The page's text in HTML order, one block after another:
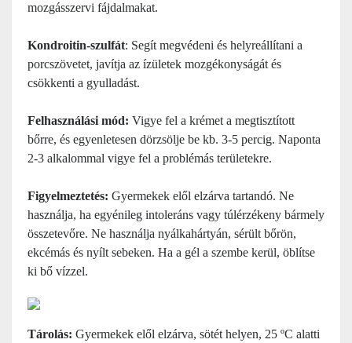
mozgásszervi fájdalmakat.
Kondroitin-szulfát: Segít megvédeni és helyreállítani a
porcszövetet, javítja az ízületek mozgékonyságát és
csökkenti a gyulladást.
Felhasználási mód: Vigye fel a krémet a megtisztított
bőrre, és egyenletesen dörzsölje be kb. 3-5 percig. Naponta
2-3 alkalommal vigye fel a problémás területekre.
Figyelmeztetés: Gyermekek elől elzárva tartandó. Ne
használja, ha egyénileg intoleráns vagy túlérzékeny bármely
összetevőre. Ne használja nyálkahártyán, sérült bőrön,
ekcémás és nyílt sebeken. Ha a gél a szembe kerül, öblítse
ki bő vízzel.
Tárolás: Gyermekek elől elzárva, sötét helyen, 25 ºC alatti